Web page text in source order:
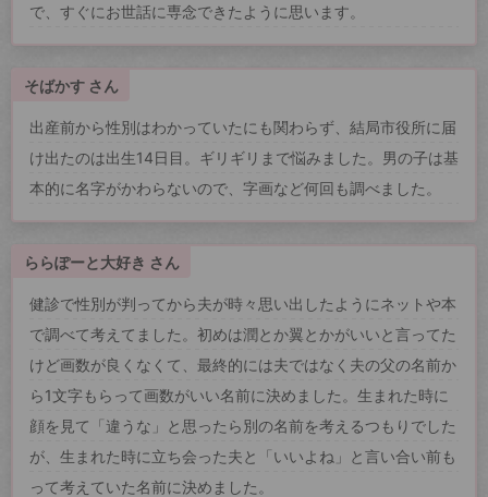
で、すぐにお世話に専念できたように思います。
そばかす さん
出産前から性別はわかっていたにも関わらず、結局市役所に届
け出たのは出生14日目。ギリギリまで悩みました。男の子は基
本的に名字がかわらないので、字画など何回も調べました。
ららぽーと大好き さん
健診で性別が判ってから夫が時々思い出したようにネットや本
で調べて考えてました。初めは潤とか翼とかがいいと言ってた
けど画数が良くなくて、最終的には夫ではなく夫の父の名前か
ら1文字もらって画数がいい名前に決めました。生まれた時に
顔を見て「違うな」と思ったら別の名前を考えるつもりでした
が、生まれた時に立ち会った夫と「いいよね」と言い合い前も
って考えていた名前に決めました。